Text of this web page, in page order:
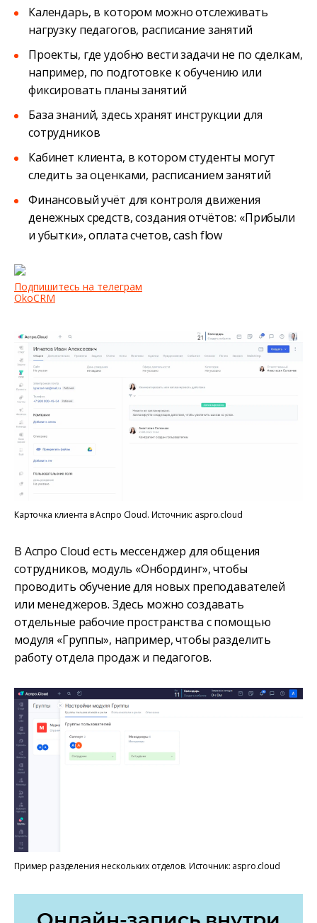
Календарь, в котором можно отслеживать
нагрузку педагогов, расписание занятий
Проекты, где удобно вести задачи не по сделкам,
например, по подготовке к обучению или
фиксировать планы занятий
База знаний, здесь хранят инструкции для
сотрудников
Кабинет клиента, в котором студенты могут
следить за оценками, расписанием занятий
Финансовый учёт для контроля движения
денежных средств, создания отчётов: «Прибыли
и убытки», оплата счетов, cash flow
Подпишитесь на телеграм
OkoCRM
Карточка клиента в Аспро Cloud. Источник: aspro.cloud
В Аспро Cloud есть мессенджер для общения
сотрудников, модуль «Онбординг», чтобы
проводить обучение для новых преподавателей
или менеджеров. Здесь можно создавать
отдельные рабочие пространства с помощью
модуля «Группы», например, чтобы разделить
работу отдела продаж и педагогов.
Пример разделения нескольких отделов. Источник: aspro.cloud